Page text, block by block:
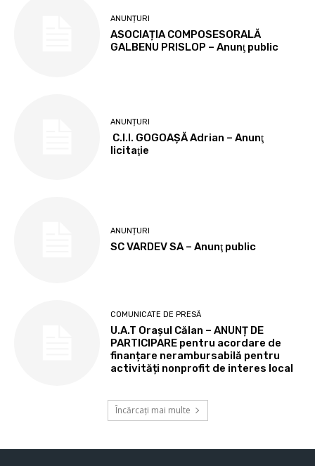
ANUNȚURI
ASOCIAȚIA COMPOSESORALĂ
GALBENU PRISLOP – Anunţ public
ANUNȚURI
C.I.I. GOGOAŞĂ Adrian – Anunţ
licitaţie
ANUNȚURI
SC VARDEV SA – Anunţ public
COMUNICATE DE PRESĂ
U.A.T Orașul Călan – ANUNȚ DE
PARTICIPARE pentru acordare de
finanțare nerambursabilă pentru
activități nonprofit de interes local
Încărcați mai multe